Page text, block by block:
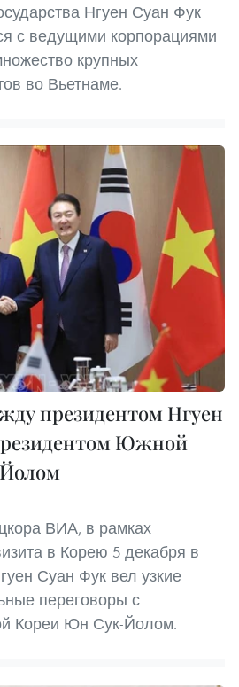
Нгуен Суан Фук
с ведущими корпорациями
крупных
во Вьетнаме.
президентом Нгуен
Южной
ВИА, в рамках
в Корею 5 декабря в
Суан Фук вел узкие
переговоры с
Кореи Юн Сук-Йолом.